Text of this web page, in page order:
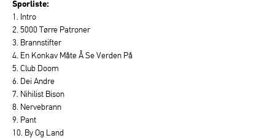
Sporliste:
1. Intro
2. 5000 Tørre Patroner
3. Brannstifter
4. En Konkav Måte Å Se Verden På
5. Club Doom
6. Dei Andre
7. Nihilist Bison
8. Nervebrann
9. Pant
10. By Og Land